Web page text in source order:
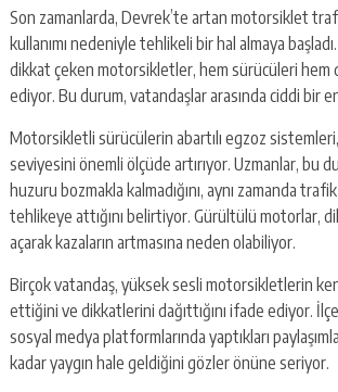
Son zamanlarda, Devrek’te artan motorsiklet
kullanımı nedeniyle tehlikeli bir hal almaya
dikkat çeken motorsikletler, hem sürücüleri hem
ediyor. Bu durum, vatandaşlar arasında ciddi bir
Motorsikletli sürücülerin abartılı egzoz
seviyesini önemli ölçüde artırıyor. Uzmanlar, bu
huzuru bozmakla kalmadığını, aynı zamanda
tehlikeye attığını belirtiyor. Gürültülü motorlar,
açarak kazaların artmasına neden olabiliyor.
Birçok vatandaş, yüksek sesli motorsikletlerin
ettiğini ve dikkatlerini dağıttığını ifade ediyor.
sosyal medya platformlarında yaptıkları
kadar yaygın hale geldiğini gözler önüne seriyor.